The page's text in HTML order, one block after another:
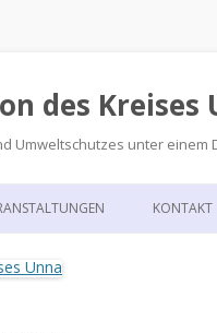
des Kreises
Umweltschutzes unter einem
KONTAKT